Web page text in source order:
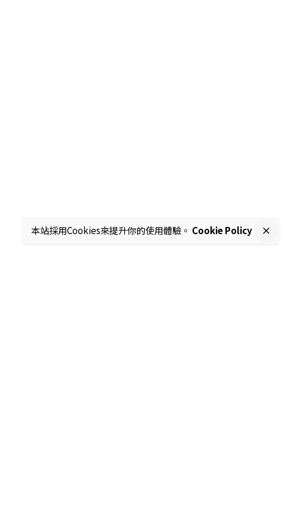
本站採用Cookies來提升你的使用體驗。 Cookie Policy